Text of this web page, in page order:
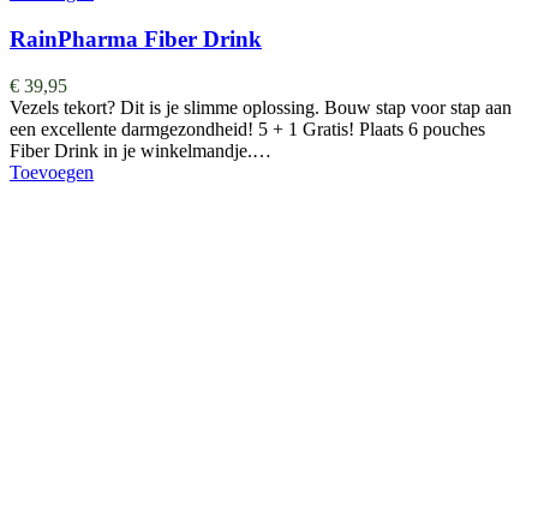
RainPharma Fiber Drink
€ 39,95
Vezels tekort? Dit is je slimme oplossing. Bouw stap voor stap aan
een excellente darmgezondheid! 5 + 1 Gratis! Plaats 6 pouches
Fiber Drink in je winkelmandje.…
Toevoegen